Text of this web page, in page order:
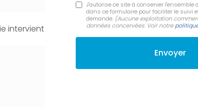
intervient
J'autorise ce site à conserver
dans ce formulaire pour faciliter le suivi
demande. (Aucune exploitation
données concervées. Voir notre